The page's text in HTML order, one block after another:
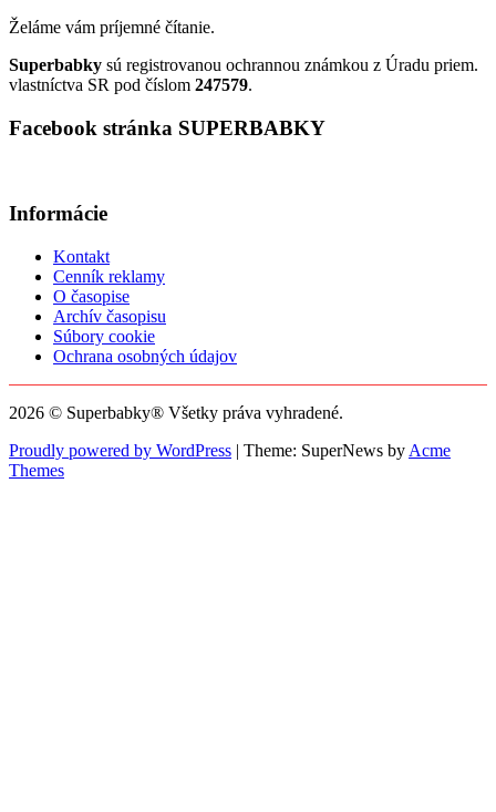
Želáme vám príjemné čítanie.
Superbabky sú registrovanou ochrannou známkou z Úradu priem.
vlastníctva SR pod číslom 247579.
Facebook stránka SUPERBABKY
Informácie
Kontakt
Cenník reklamy
O časopise
Archív časopisu
Súbory cookie
Ochrana osobných údajov
2026 © Superbabky® Všetky práva vyhradené.
Proudly powered by WordPress | Theme: SuperNews by Acme
Themes